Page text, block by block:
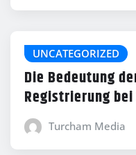
UNCATEGORIZED
Die Bedeutung
Registrierung
Turcham Media